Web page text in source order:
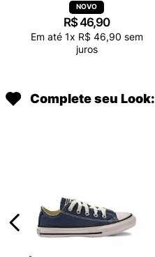
CAPIVARA CHOCOLATE
R$46,90
Em até 1x R$ 46,90 sem
juros
Complete seu Look: